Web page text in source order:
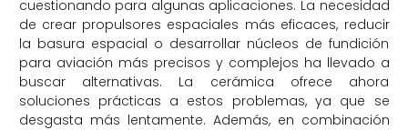
cuestionando para algunas aplicaciones. La necesidad
de crear propulsores espaciales más eficaces, reducir
la basura espacial o desarrollar núcleos de fundición
para aviación más precisos y complejos ha llevado a
buscar alternativas. La cerámica ofrece ahora
soluciones prácticas a estos problemas, ya que se
desgasta más lentamente. Además, en combinación